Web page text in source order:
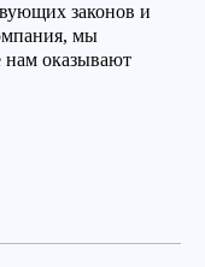
законов и
мы
нам оказывают